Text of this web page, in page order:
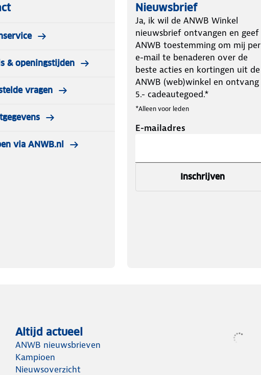
& openingstijden
vragen
via ANWB.nl
Nieuwsbrief
Ja, ik wil de ANWB Winkel
nieuwsbrief ontvangen en geef
ANWB toestemming om mij per
e-mail te benaderen over de
beste acties en kortingen uit de
ANWB (web)winkel en ontvang
5.- cadeautegoed.*
*Alleen voor leden
E-mailadres
Inschrijven
Altijd actueel
ANWB nieuwsbrieven
Kampioen
Nieuwsoverzicht